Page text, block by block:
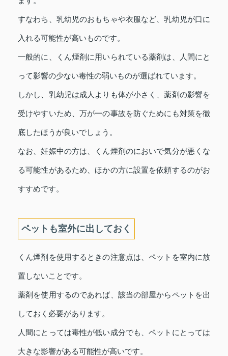
すなわち、乳幼児のおもちゃや衣服など、乳幼児が口に
入れる可能性が高いものです。
一般的に、くん煙剤に用いられている薬剤は、人間にと
って影響の少ない毒性の弱いものが選ばれています。
しかし、乳幼児は成人よりも体が小さく、薬剤の影響を
受けやすいため、万が一の事故を防ぐためにも対策を徹
底したほうが良いでしょう。
なお、妊娠中の方は、くん煙剤のにおいで気分が悪くな
る可能性があるため、ほかの方に設置を依頼するのがお
すすめです。
ペットも室外に出しておく
くん煙剤を使用するときの注意点は、ペットを室内に放
置しないことです。
薬剤を使用するのであれば、該当の部屋からペットを出
しておく必要があります。
人間にとっては毒性が低い成分でも、ペットにとっては
大きな影響がある可能性が高いです。